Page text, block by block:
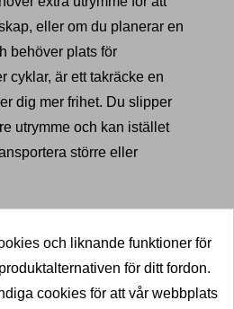
eller om du planerar en
behöver plats för
cyklar, är ett takräcke en
dig mer frihet. Du slipper
utrymme och kan istället
större eller
Våra produkter är
förhållanden och hålla
du kan använda ditt takräcke
och liknande funktioner för
för ditt fordon.
cookies för att vår webbplats